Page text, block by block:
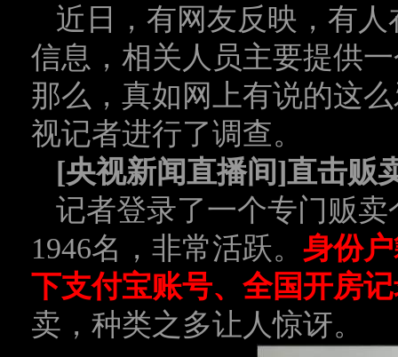
近日，有网友反映，有
信息，相关人员主要提供
那么，真如网上有说的这
视记者进行了调查。
[央视新闻直播间]直击贩
记者登录了一个专门贩
1946名，非常活跃。 身份
下支付宝账号、全国开房
卖，种类之多让人惊讶。